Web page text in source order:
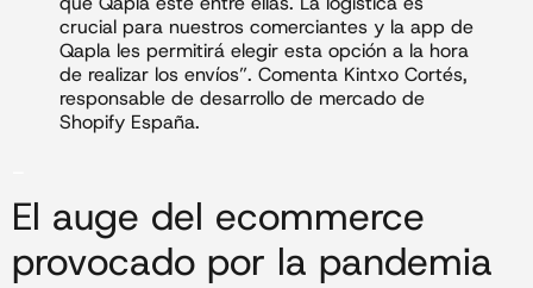
crucial para nuestros comerciantes y la app de
Qapla les permitirá elegir esta opción a la hora
de realizar los envíos”. Comenta Kintxo Cortés,
responsable de desarrollo de mercado de
Shopify España.
El auge del ecommerce
provocado por la pandemia